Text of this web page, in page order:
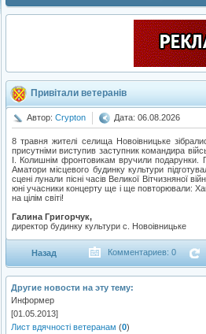
Привітали ветеранів
Автор: Crypton Дата: 06.08.2026
8 травня жителі селища Новоівницьке
присутніми виступив заступник командира
І. Колишнім фронтовикам вручили подарунки.
Аматори місцевого будинку культури
сцені лунали пісні часів Великої Вітчизняної
юні учасники концерту ще і ще повторювали:
на цілім світі!
Галина Григорчук,
директор будинку культури с. Новоівницьке
Назад Комментариев: 0
Другие новости на эту тему:
Информер
[01.05.2013]
Лист вдячності ветеранам (0)